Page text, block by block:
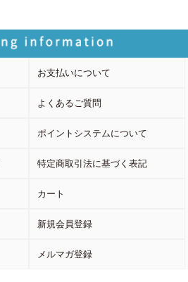
お支払いについて
よくあるご質問
ポイントシステムについて
特定商取引法に基づく表記
カート
新規会員登録
メルマガ登録